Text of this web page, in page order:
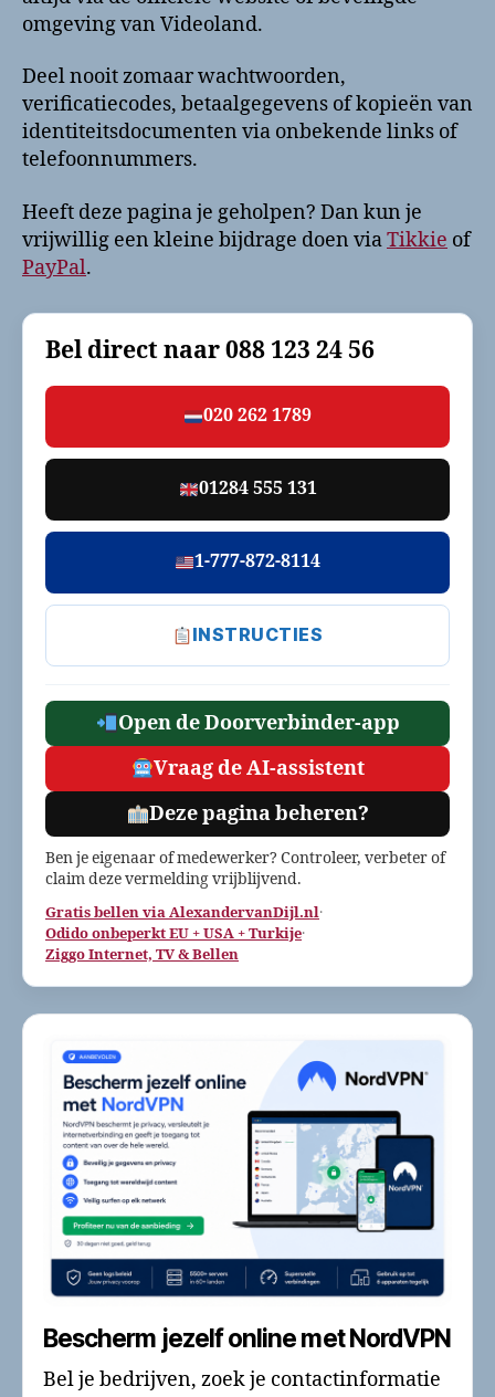
omgeving van Videoland.
Deel nooit zomaar wachtwoorden,
verificatiecodes, betaalgegevens of kopieën van
identiteitsdocumenten via onbekende links of
telefoonnummers.
Heeft deze pagina je geholpen? Dan kun je
vrijwillig een kleine bijdrage doen viaTikkie of
PayPal.
Bel direct naar088 123 24 56
020 262 1789
01284 555 131
1-777-872-8114
INSTRUCTIES
Open de Doorverbinder-app
Vraag de AI-assistent
Deze pagina beheren?
Ben je eigenaar of medewerker? Controleer, verbeter of
claim deze vermelding vrijblijvend.
Gratis bellen via AlexandervanDijl.nl·
Odido onbeperkt EU + USA + Turkije·
Ziggo Internet, TV & Bellen
Bescherm jezelf online met NordVPN
Bel je bedrijven, zoek je contactinformatie